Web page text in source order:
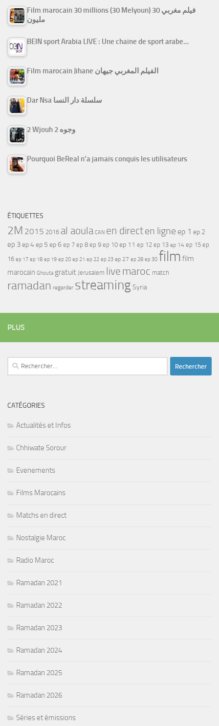
Film marocain 30 millions (30 Melyoun) فيلم مغربي 30
مليون
BEIN sport Arabia LIVE : Une chaine de sport arabe…
Film marocain Jihane الفيلم المغربي جيهان
Dar Nsa سلسلة دار النسا
2 Wjouh 2 وجوه
Pourquoi BeReal n’a jamais conquis les utilisateurs
ÉTIQUETTES
2M 2015 2016 al aoula CAN en directen ligne ep 1 ep 2
ep 3ep 4ep 5 ep 6 ep 7 ep 8 ep 9 ep 10 ep 11 ep 12 ep 13 ep 14 ep 15 ep
16 ep 17 ep 18 ep 19 ep 20 ep 21 ep 22 ep 23 ep 27 ep 28 ep 30 film film
marocain Ghouta gratuit Jerusalem live maroc match
ramadan regarder streamingSyria
PLUS
Rechercher :
CATÉGORIES
Actualités et Infos
Chhiwate Sorour
Evenements
Films Marocains
Matchs en direct
Nostalgie Maroc
Radio Maroc
Ramadan 2021
Ramadan 2022
Ramadan 2023
Ramadan 2024
Ramadan 2025
Ramadan 2026
Séries et émissions